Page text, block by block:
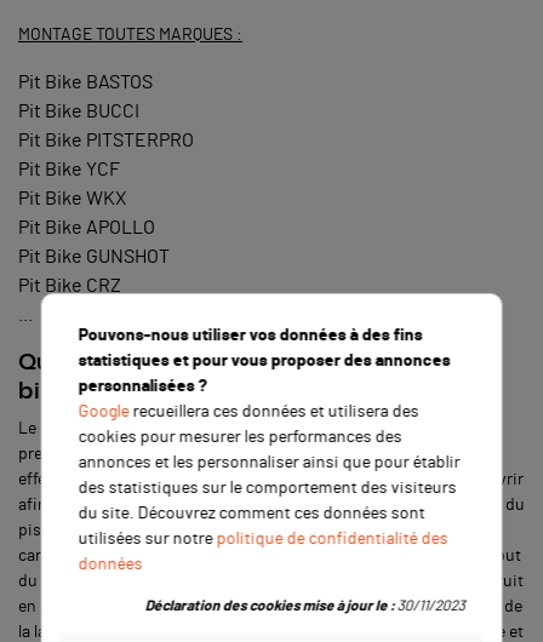
MONTAGE TOUTES MARQUES :
Pit Bike BASTOS
Pit Bike BUCCI
Pit Bike PITSTERPRO
Pit Bike YCF
Pit Bike WKX
Pit Bike APOLLO
Pit Bike GUNSHOT
Pit Bike CRZ
Quel est le rôle du silencieux d’une dirt
bike ?
Le pot d’échappement remplit deux tâches bien distinctes. La
première concerne l’expulsion des gaz issus de la combustion. En
effet, avec un moteur 4 temps, la soupape d’échappement va s’ouvrir
afin que les gaz circulent vers le collecteur grâce à l’effort combiné du
piston et du vilebrequin. Par la suite, ils vont atterrir dans la
cartouche d’échappement afin d’être expulsés vers l’extérieur. Le but
du silencieux est donc, comme son nom l’indique, de réduire le bruit
en sortie. Afin d’affaiblir davantage le bruit, le silencieux accueille de
la laine de roche. Cette dernière est un excellent isolent thermique et
Pouvons-nous utiliser vos données à des fins
statistiques et pour vous proposer des annonces
personnalisées ?
Googlerecueillera ces données et utilisera des
cookies pour mesurer les performances des
annonces et les personnaliser ainsi que pour établir
des statistiques sur le comportement des visiteurs
du site. Découvrez comment ces données sont
utilisées sur notre politique de confidentialité des
données
Déclaration des cookies mise à jour le :30/11/2023